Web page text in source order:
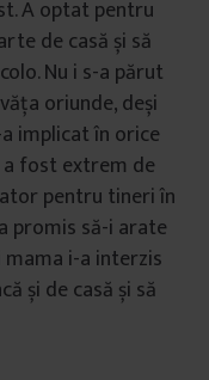
A optat pentru
de casă și să
Nu i s-a părut
oriunde, deși
implicat în orice
fost extrem de
pentru tineri în
promis să-i arate
i-a interzis
și de casă și să